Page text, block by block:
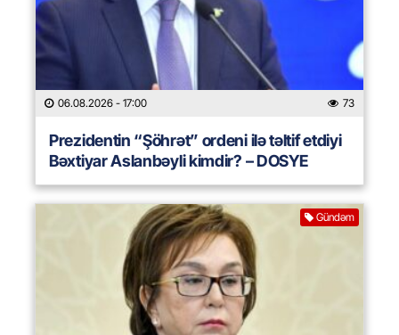
06.08.2026 - 17:00 73
Prezidentin “Şöhrət” ordeni ilə təltif etdiyi
Bəxtiyar Aslanbəyli kimdir? – DOSYE
Gündəm